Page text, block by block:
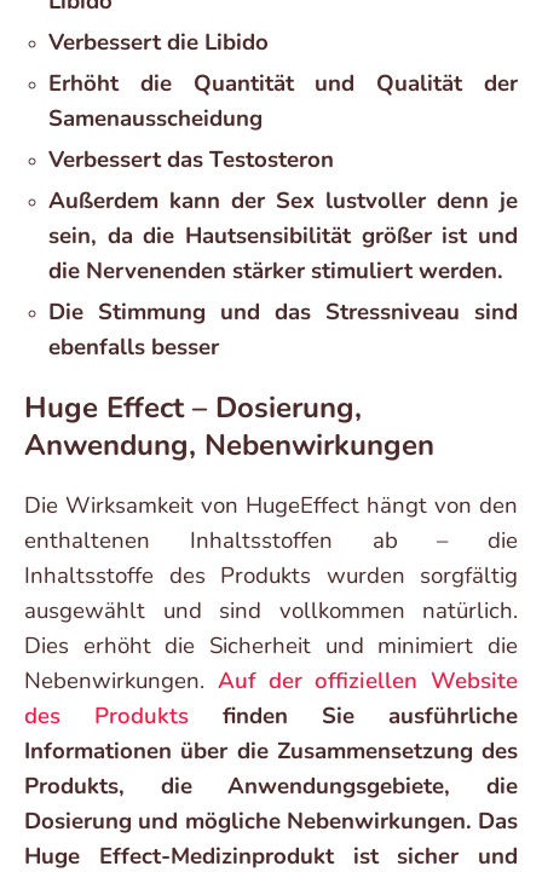
Verbessert die Libido
Erhöht die Quantität und Qualität der
Samenausscheidung
Verbessert das Testosteron
Außerdem kann der Sex lustvoller denn je
sein, da die Hautsensibilität größer ist und
die Nervenenden stärker stimuliert werden.
Die Stimmung und das Stressniveau sind
ebenfalls besser
Huge Effect – Dosierung,
Anwendung, Nebenwirkungen
Die Wirksamkeit von HugeEffect hängt von den
enthaltenen Inhaltsstoffen ab – die
Inhaltsstoffe des Produkts wurden sorgfältig
ausgewählt und sind vollkommen natürlich.
Dies erhöht die Sicherheit und minimiert die
Nebenwirkungen. Auf der offiziellen Website
des Produkts finden Sie ausführliche
Informationen über die Zusammensetzung des
Produkts, die Anwendungsgebiete, die
Dosierung und mögliche Nebenwirkungen. Das
Huge Effect-Medizinprodukt ist sicher und